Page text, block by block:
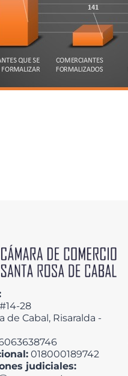
28
de Cabal, Risaralda -
018000189742
judiciales: